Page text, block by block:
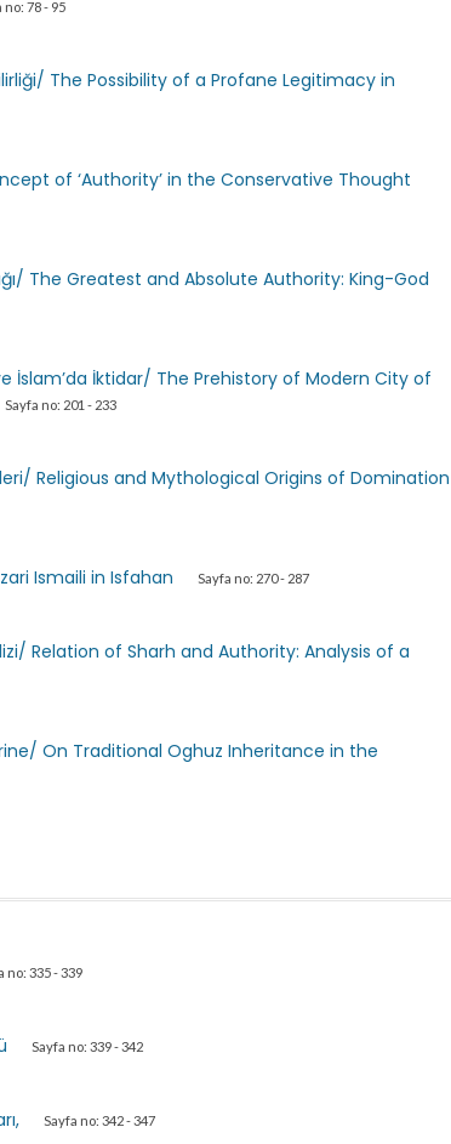
no: 78 - 95
The Possibility of a Profane Legitimacy in
of ‘Authority’ in the Conservative Thought
The Greatest and Absolute Authority: King-God
İslam’da İktidar/ The Prehistory of Modern City of
Sayfa no: 201 - 233
Religious and Mythological Origins of Domination
Ismaili in Isfahan Sayfa no: 270 - 287
Relation of Sharh and Authority: Analysis of a
On Traditional Oghuz Inheritance in the
no: 335 - 339
Sayfa no: 339 - 342
Sayfa no: 342 - 347